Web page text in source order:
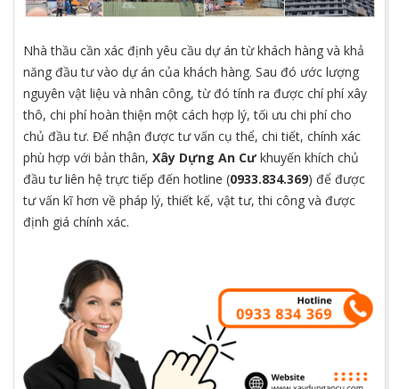
Nhà thầu cần xác định yêu cầu dự án từ khách hàng và khả
năng đầu tư vào dự án của khách hàng. Sau đó ước lượng
nguyên vật liệu và nhân công, từ đó tính ra được chí phí xây
thô, chi phí hoàn thiện một cách hợp lý, tối ưu chi phí cho
chủ đầu tư. Để nhận được tư vấn cụ thể, chi tiết, chính xác
phù hợp với bản thân, Xây Dựng An Cưkhuyến khích chủ
đầu tư liên hệ trực tiếp đến hotline (0933.834.369) để được
tư vấn kĩ hơn về pháp lý, thiết kế, vật tư, thi công và được
định giá chính xác.